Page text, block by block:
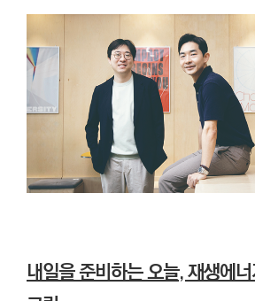
내일을 준비하는 오늘, 재생에